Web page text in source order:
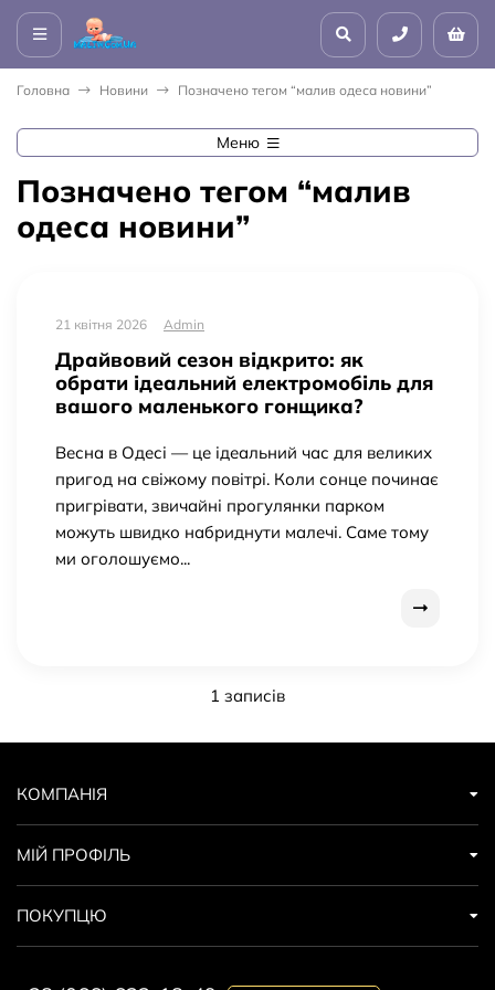
Головна Новини Позначено тегом “малив одеса новини”
Меню
Позначено тегом “малив
одеса новини”
21 квітня 2026 Admin
Драйвовий сезон відкрито: як
обрати ідеальний електромобіль для
вашого маленького гонщика?
Весна в Одесі — це ідеальний час для великих
пригод на свіжому повітрі. Коли сонце починає
пригрівати, звичайні прогулянки парком
можуть швидко набриднути малечі. Саме тому
ми оголошуємо...
1 записів
КОМПАНІЯ
МІЙ ПРОФІЛЬ
ПОКУПЦЮ